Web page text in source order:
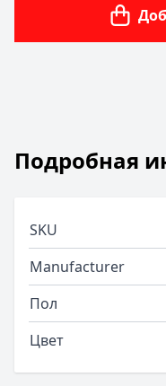
Подробная
SKU
Manufacturer
Пол
Цвет